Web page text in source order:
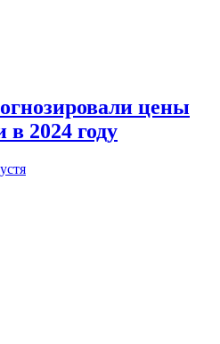
цены
в 2024 году